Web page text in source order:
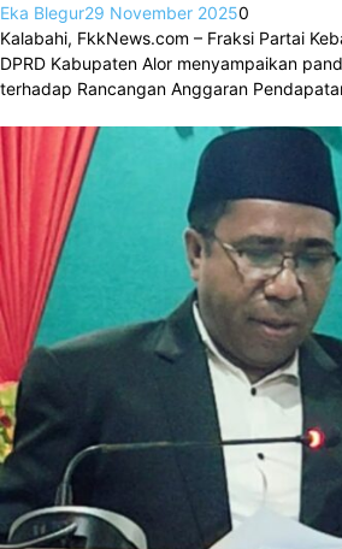
Eka Blegur29 November 20250
Kalabahi, FkkNews.com – Fraksi Partai
DPRD Kabupaten Alor menyampaikan
terhadap Rancangan Anggaran